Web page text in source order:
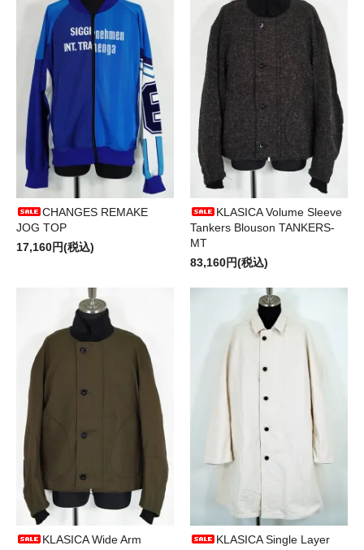
CHANGES REMAKE
JOG TOP
17,160円(税込)
KLASICA Volume Sleeve
Tankers Blouson TANKERS-
MT
83,160円(税込)
KLASICA Wide Arm
KLASICA Single Layer